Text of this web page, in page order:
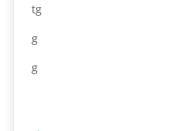
tg
g
g